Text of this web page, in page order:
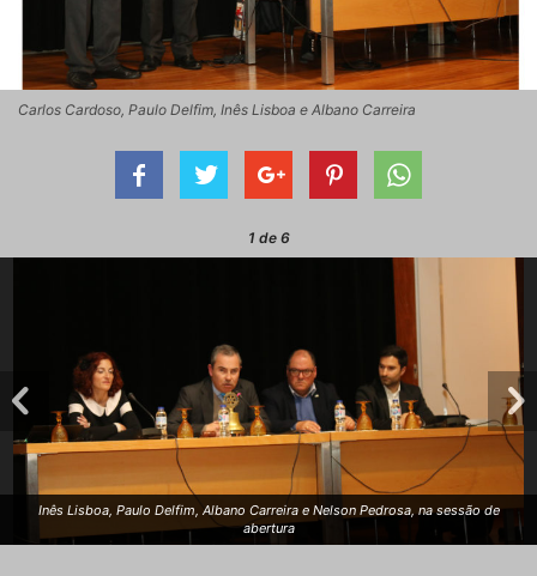
Carlos Cardoso, Paulo Delfim, Inês Lisboa e Albano Carreira
1 de 6
Inês Lisboa, Paulo Delfim, Albano Carreira e Nelson Pedrosa, na sessão de
abertura